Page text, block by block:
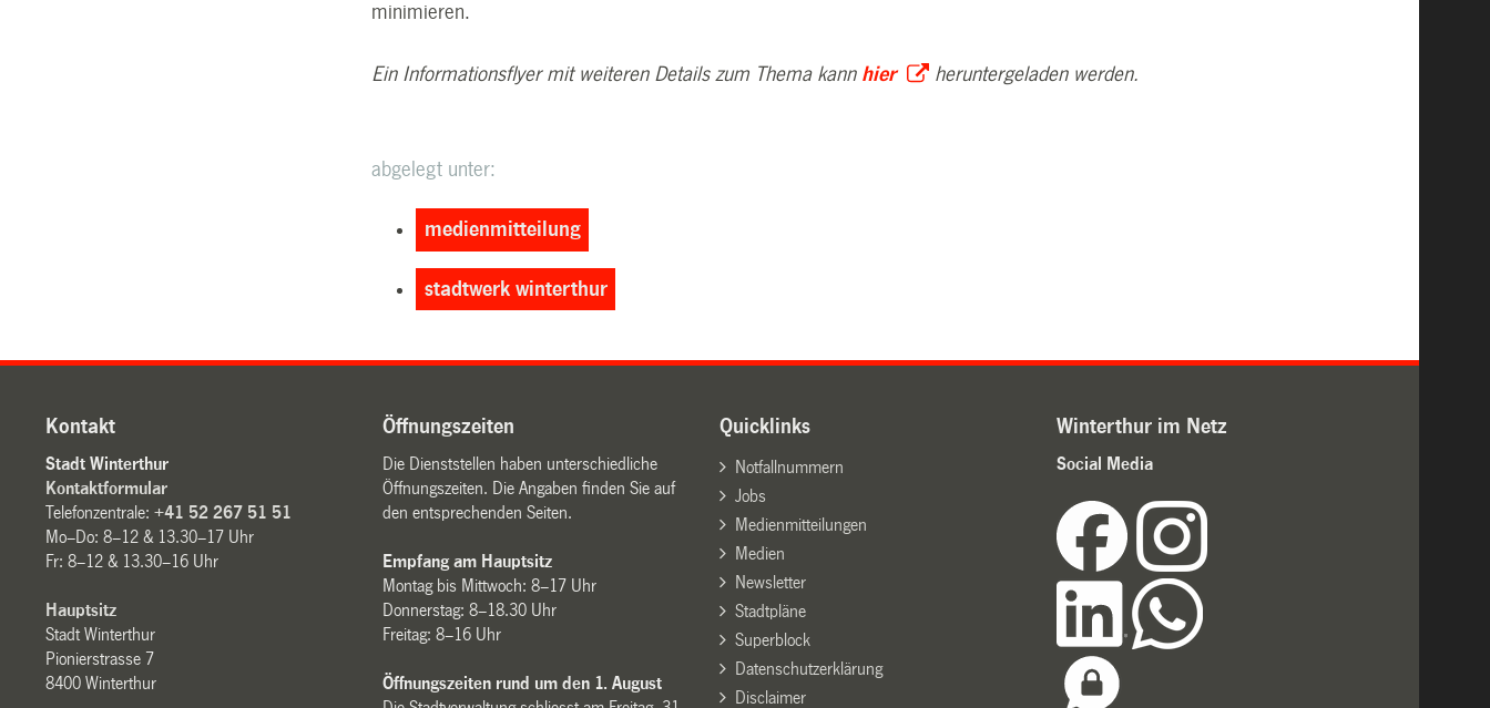
minimieren.
Ein Informationsflyer mit weiteren Details zum Thema kann hier heruntergeladen werden.
abgelegt unter:
medienmitteilung
stadtwerk winterthur
Kontakt
Stadt Winterthur
Kontaktformular
Telefonzentrale:+41 52 267 51 51
Mo–Do: 8–12 & 13.30–17 Uhr
Fr: 8–12 & 13.30–16 Uhr
Hauptsitz
Stadt Winterthur
Pionierstrasse 7
8400 Winterthur
Öffnungszeiten
Die Dienststellen haben unterschiedliche
Öffnungszeiten. Die Angaben finden Sie auf
den entsprechenden Seiten.
Empfang am Hauptsitz
Montag bis Mittwoch: 8–17 Uhr
Donnerstag: 8–18.30 Uhr
Freitag: 8–16 Uhr
Öffnungszeiten rund um den 1. August
Quicklinks
Notfallnummern
Jobs
Medienmitteilungen
Medien
Newsletter
Stadtpläne
Superblock
Datenschutzerklärung
Disclaimer
Winterthur im Netz
Social Media